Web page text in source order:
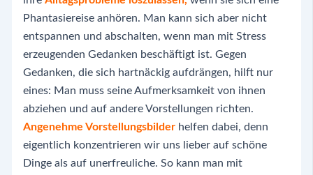
Phantasiereise anhören. Man kann sich aber nicht
entspannen und abschalten, wenn man mit Stress
erzeugenden Gedanken beschäftigt ist. Gegen
Gedanken, die sich hartnäckig aufdrängen, hilft nur
eines: Man muss seine Aufmerksamkeit von ihnen
abziehen und auf andere Vorstellungen richten.
Angenehme Vorstellungsbilderhelfen dabei, denn
eigentlich konzentrieren wir uns lieber auf schöne
Dinge als auf unerfreuliche. So kann man mit